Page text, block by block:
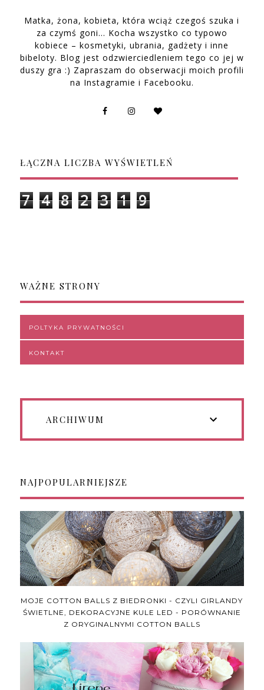
Matka, żona, kobieta, która wciąż czegoś szuka i
za czymś goni… Kocha wszystko co typowo
kobiece – kosmetyki, ubrania, gadżety i inne
bibeloty. Blog jest odzwierciedleniem tego co jej w
duszy gra :) Zapraszam do obserwacji moich profili
na Instagramie i Facebooku.
ŁĄCZNA LICZBA WYŚWIETLEŃ
7 4 8 2 3 1 9
WAŻNE STRONY
POLTYKA PRYWATNOŚCI
KONTAKT
ARCHIWUM
NAJPOPULARNIEJSZE
MOJE COTTON BALLS Z BIEDRONKI - CZYLI GIRLANDY
ŚWIETLNE, DEKORACYJNE KULE LED - PORÓWNANIE
Z ORYGINALNYMI COTTON BALLS